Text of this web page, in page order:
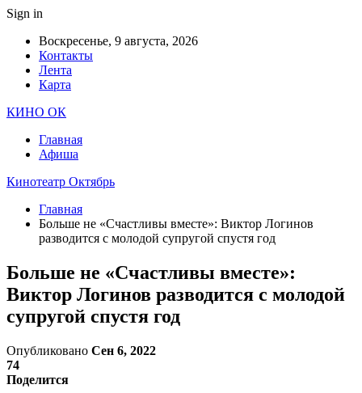
Sign in
Воскресенье, 9 августа, 2026
Контакты
Лента
Карта
КИНО ОК
Главная
Афиша
Кинотеатр Октябрь
Главная
Больше не «Счастливы вместе»: Виктор Логинов
разводится с молодой супругой спустя год
Больше не «Счастливы вместе»:
Виктор Логинов разводится с молодой
супругой спустя год
Опубликовано Сен 6, 2022
74
Поделится